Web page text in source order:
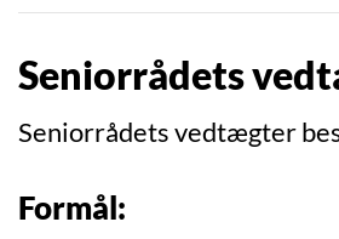
Seniorrådets
Seniorrådets vedtægter
Formål: